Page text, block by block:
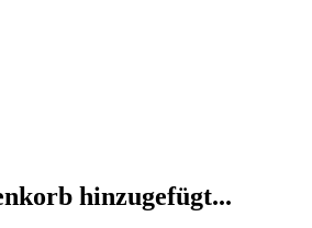
hinzugefügt...